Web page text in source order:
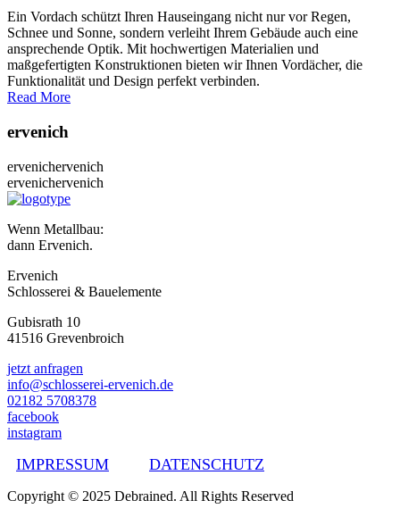
Ein Vordach schützt Ihren Hauseingang nicht nur vor Regen,
Schnee und Sonne, sondern verleiht Ihrem Gebäude auch eine
ansprechende Optik. Mit hochwertigen Materialien und
maßgefertigten Konstruktionen bieten wir Ihnen Vordächer, die
Funktionalität und Design perfekt verbinden.
Read More
ervenich
ervenichervenich
ervenichervenich
Wenn Metallbau:
dann Ervenich.
Ervenich
Schlosserei & Bauelemente
Gubisrath 10
41516 Grevenbroich
jetzt anfragen
info@schlosserei-ervenich.de
02182 5708378
facebook
instagram
IMPRESSUM DATENSCHUTZ
Copyright © 2025 Debrained. All Rights Reserved